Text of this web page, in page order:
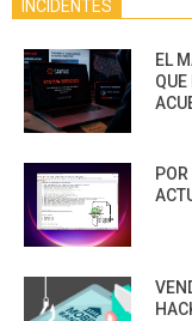
INCIDENTES
EL